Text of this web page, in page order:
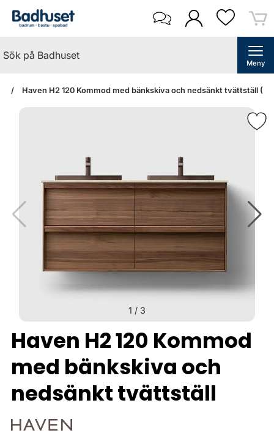
Meny
Haven H2 120 Kommod med bänkskiva och nedsänkt tvättställ
1 / 3
Haven H2 120 Kommod
med bänkskiva och
nedsänkt tvättställ